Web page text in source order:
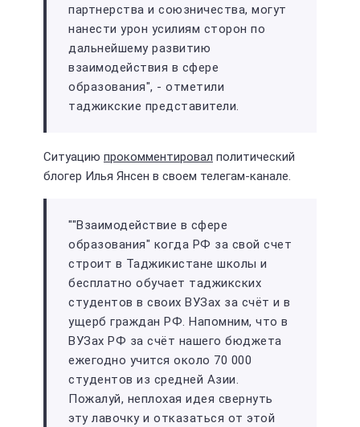
партнерства и союзничества, могут
нанести урон усилиям сторон по
дальнейшему развитию
взаимодействия в сфере
образования", - отметили
таджикские представители.
Ситуацию прокомментировал политический
блогер Илья Янсен в своем телегам-канале.
""Взаимодействие в сфере
образования" когда РФ за свой счет
строит в Таджикистане школы и
бесплатно обучает таджикских
студентов в своих ВУЗах за счёт и в
ущерб граждан РФ. Напомним, что в
ВУЗах РФ за счёт нашего бюджета
ежегодно учится около 70 000
студентов из средней Азии.
Пожалуй, неплохая идея свернуть
эту лавочку и отказаться от этой